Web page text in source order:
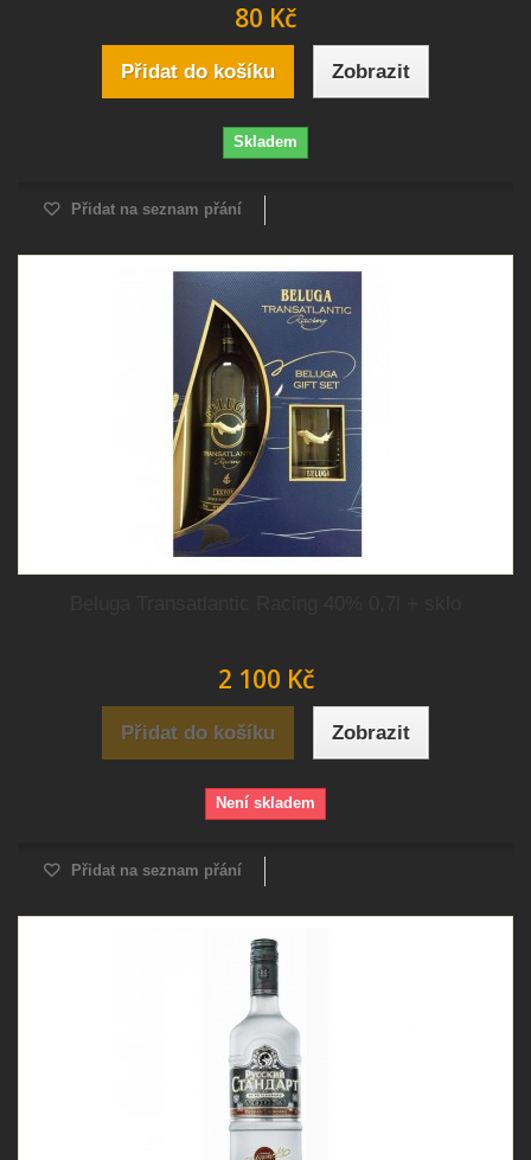
80 Kč
Přidat do košíku Zobrazit
Skladem
Přidat na seznam přání
2 100 Kč
Přidat do košíku Zobrazit
Není skladem
Přidat na seznam přání